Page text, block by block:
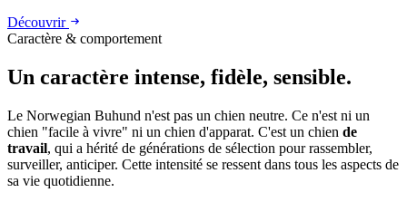
Découvrir
Caractère & comportement
Un caractère intense, fidèle, sensible.
Le Norwegian Buhund n'est pas un chien neutre. Ce n'est ni un
chien "facile à vivre" ni un chien d'apparat. C'est un chien de
travail, qui a hérité de générations de sélection pour rassembler,
surveiller, anticiper. Cette intensité se ressent dans tous les aspects de
sa vie quotidienne.